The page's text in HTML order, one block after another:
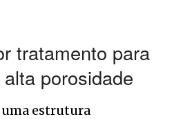
tratamento para
porosidade
uma estrutura